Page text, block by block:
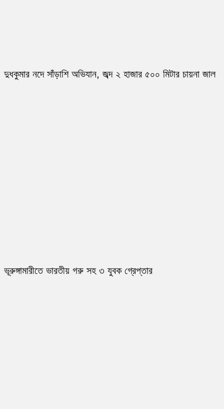
দুধকুমার নদে সাঁড়াশি অভিযান, জব্দ ২ হাজার ৫০০ মিটার চায়না জাল
ভূরুঙ্গামারীতে ভারতীয় গরু সহ ৩ যুবক গ্রেপ্তার